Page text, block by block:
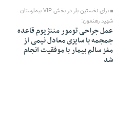
برای نخستین بار در بخش VIP بیمارستان
شهید رهنمون:
عمل جراحی تومور مننژیوم قاعده
جمجمه با سایزی معادل نیمی از
مغز سالم بیمار با موفقیت انجام
شد